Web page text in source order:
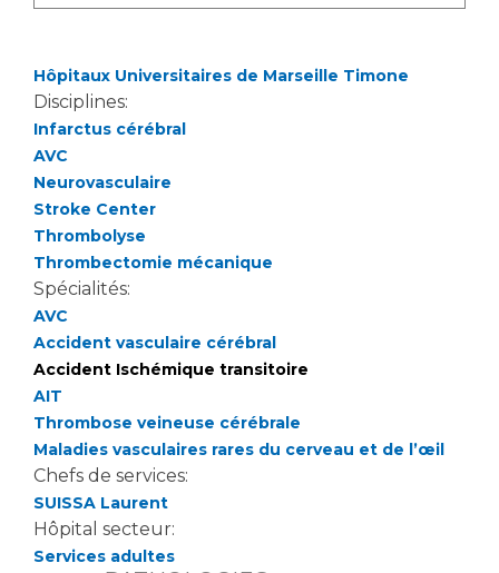
Les recherches en santé à l’AP-HM
Lieu de santé sans tabac
Hôpitaux Universitaires de Marseille Timone
Disciplines:
Infarctus cérébral
AVC
Neurovasculaire
Stroke Center
Thrombolyse
Thrombectomie mécanique
Spécialités:
AVC
Accident vasculaire cérébral
Accident Ischémique transitoire
AIT
Thrombose veineuse cérébrale
Maladies vasculaires rares du cerveau et de l’œil
Chefs de services:
SUISSA Laurent
Hôpital secteur:
Services adultes